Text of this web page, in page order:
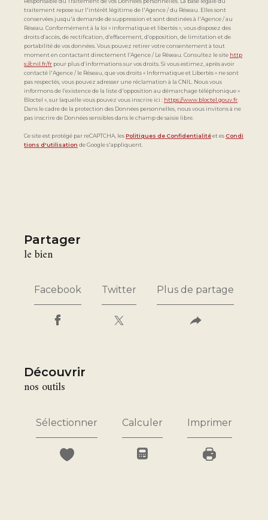
traitement repose sur l'intérêt légitime de l'Agence / du Réseau. Elles sont
conservées jusqu'à demande de suppression et sont destinées à l'Agence / au
Réseau. Conformément à la loi « informatique et libertés », vous disposez des
droits d’accès, de rectification, d’effacement, d’opposition, de limitation et de
portabilité de vos données. Vous pouvez retirer votre consentement à tout
moment en contactant directement l’Agence / Le Réseau. Consultez le site http
s://cnil.fr/fr pour plus d’informations sur vos droits. Si vous estimez, après avoir
contacté l'Agence / le Réseau, que vos droits « Informatique et Libertés » ne sont
pas respectés, vous pouvez adresser une réclamation à la CNIL. Nous vous
informons de l’existence de la liste d'opposition au démarchage téléphonique «
Bloctel », sur laquelle vous pouvez vous inscrire ici : https://www.bloctel.gouv.fr
Dans le cadre de la protection des Données personnelles, nous vous invitons à ne
pas inscrire de Données sensibles dans le champ de saisie libre.
Ce site est protégé par reCAPTCHA, lesPolitiques de Confidentialitéet es Condi
tions d'utilisation de Google s'appliquent.
partager
le bien
Facebook Twitter Plus de partage
découvrir
nos outils
Sélectionner Calculer Imprimer